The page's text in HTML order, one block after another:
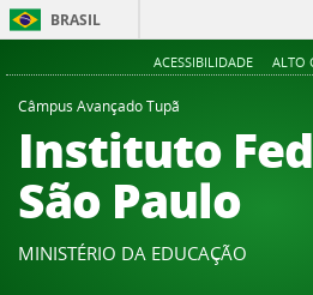
BRASIL
ACESSIBILIDADE ALTO
Câmpus Avançado Tupã
Instituto
São Paulo
MINISTÉRIO DA EDUCAÇÃO